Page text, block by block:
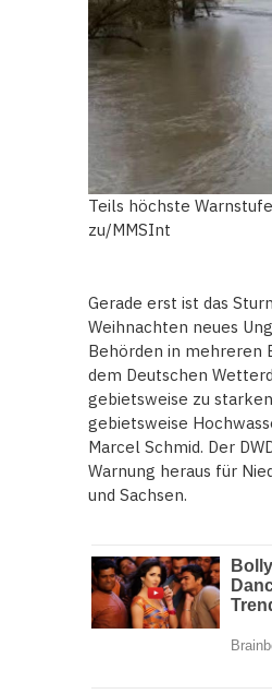
Teils höchste
zu/MMSInt
Gerade erst ist das
Weihnachten neues
Behörden in mehreren
dem Deutschen
gebietsweise zu
gebietsweise
Marcel Schmid. Der
Warnung heraus für
und Sachsen.